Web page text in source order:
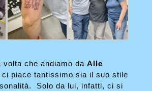
volta che andiamo daAlle
ci piace tantissimo sia il suo stile
Solo da lui, infatti, ci si